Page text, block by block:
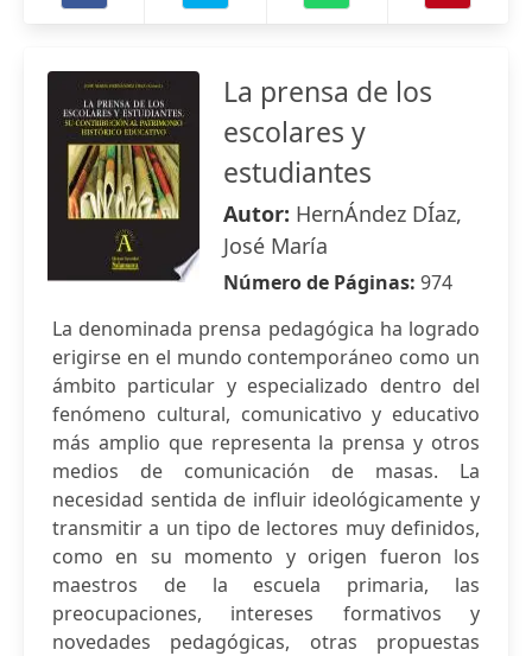
La prensa de los
escolares y
estudiantes
Autor: HernÁndez DÍaz,
José María
Número de Páginas: 974
La denominada prensa pedagógica ha logrado
erigirse en el mundo contemporáneo como un
ámbito particular y especializado dentro del
fenómeno cultural, comunicativo y educativo
más amplio que representa la prensa y otros
medios de comunicación de masas. La
necesidad sentida de influir ideológicamente y
transmitir a un tipo de lectores muy definidos,
como en su momento y origen fueron los
maestros de la escuela primaria, las
preocupaciones, intereses formativos y
novedades pedagógicas, otras propuestas